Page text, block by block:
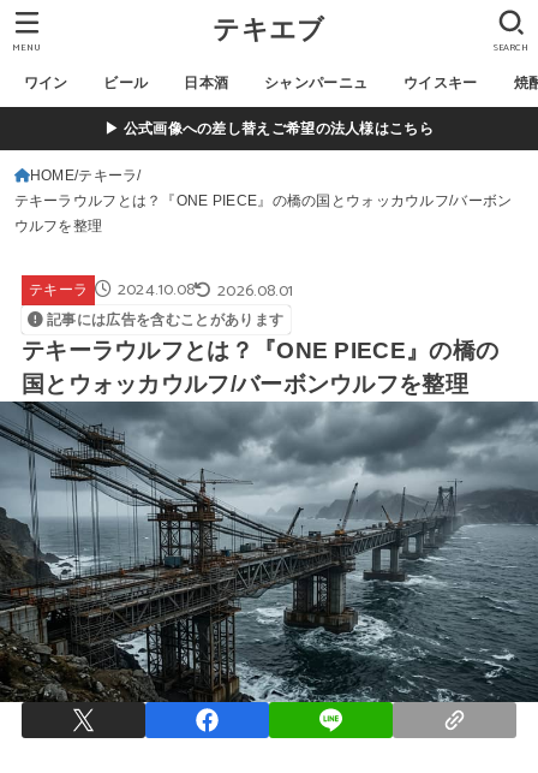
テキエブ
ワイン ビール 日本酒 シャンパーニュ ウイスキー 焼
SEARCH
MENU
▶ 公式画像への差し替えご希望の法人様はこちら
HOME テキーラ
テキーラウルフとは？『ONE PIECE』の橋の国とウォッカウルフ/バーボン
ウルフを整理
テキーラ 2024.10.08 2026.08.01
記事には広告を含むことがあります
テキーラウルフとは？『ONE PIECE』の橋の
国とウォッカウルフ/バーボンウルフを整理